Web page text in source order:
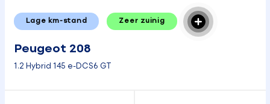
Lage km-stand Zeer zuinig
Peugeot 208
1.2 Hybrid 145 e-DCS6 GT